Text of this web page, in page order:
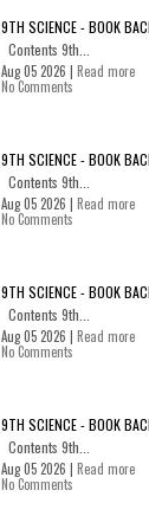
9TH SCIENCE - BOOK
Contents 9th...
Aug 05 2026 | Read more
No Comments
9TH SCIENCE - BOOK
Contents 9th...
Aug 05 2026 | Read more
No Comments
9TH SCIENCE - BOOK
Contents 9th...
Aug 05 2026 | Read more
No Comments
9TH SCIENCE - BOOK
Contents 9th...
Aug 05 2026 | Read more
No Comments